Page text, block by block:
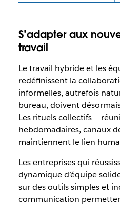
S’adapter aux
travail
Le travail hybride et les
redéfinissent la
informelles, autrefois
bureau, doivent
Les rituels collectifs –
hebdomadaires, canaux
maintiennent le lien
Les entreprises qui
dynamique d’équipe
sur des outils simples et
communication